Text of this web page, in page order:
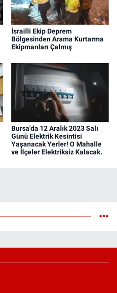
İsrailli Ekip Deprem
Bölgesinden Arama Kurtarma
Ekipmanları Çalmış
Bursa'da 12 Aralık 2023 Salı
Günü Elektrik Kesintisi
Yaşanacak Yerler! O Mahalle
ve İlçeler Elektriksiz Kalacak.